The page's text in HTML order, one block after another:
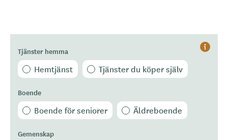
Hjälp
Tjänster hemma
Hemtjänst Tjänster du köper själv
Boende
Boende för seniorer Äldreboende
Gemenskap